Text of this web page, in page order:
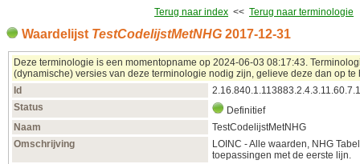
Terug naar index << Terug naar terminologie
Waardelijst TestCodelijstMetNHG 2017‑12‑31
Deze terminologie is een momentopname op 2024‑06‑03 08:17:43.
(dynamische) versies van deze terminologie nodig zijn, gelieve deze dan op te
Id
Status
Definitief
Naam
TestCodelijstMetNHG
Omschrijving
LOINC - Alle waarden, NHG
toepassingen met de eerste lijn.